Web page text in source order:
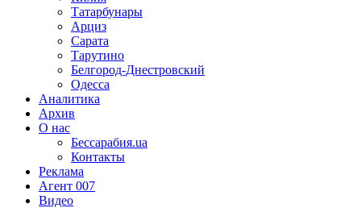
Татарбунары
Арциз
Сарата
Тарутино
Белгород-Днестровский
Одесса
Аналитика
Архив
О нас
Бессарабия.ua
Контакты
Реклама
Агент 007
Видео